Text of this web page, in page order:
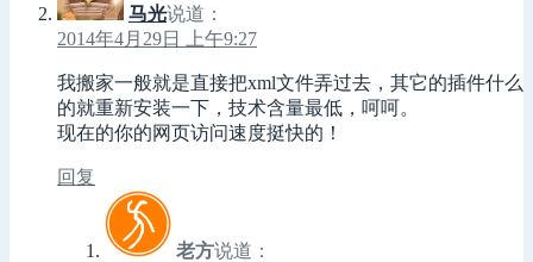
马光说道：
2014年4月29日 上午9:27
我搬家一般就是直接把xml文件弄过去，其它的插件什么
的就重新安装一下，技术含量最低，呵呵。
现在的你的网页访问速度挺快的！
回复
老方说道：